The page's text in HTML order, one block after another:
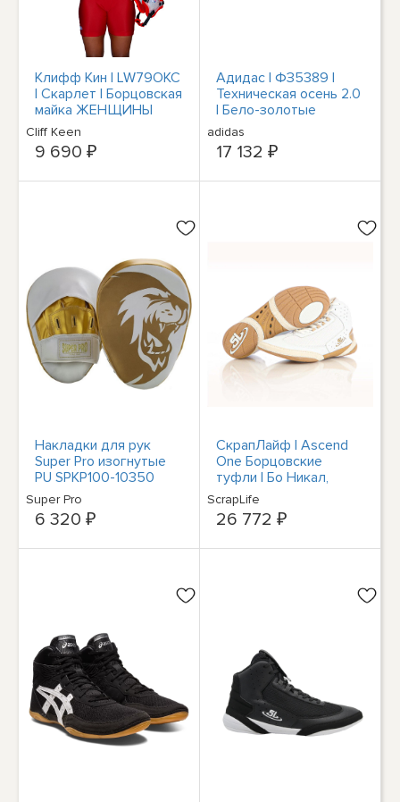
Клифф Кин | LW79OKC
| Скарлет | Борцовская
майка ЖЕНЩИНЫ
Борцовская майка | +
качество
Cliff Keen
9 690 ₽
Адидас | ФЗ5389 |
Техническая осень 2.0
| Бело-золотые
борцовки |
Совершенно новый
adidas
17 132 ₽
Накладки для рук
Super Pro изогнутые
PU SPKP100-10350
Super Pro
6 320 ₽
СкрапЛайф | Ascend
One Борцовские
туфли | Бо Никал,
ограниченное издание
| Белое золото
ScrapLife
26 772 ₽